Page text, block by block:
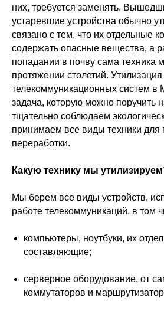
них, требуется заменять.
устаревшие устройства обычно
связано с тем, что их отдельные
содержать опасные вещества, а
попадании в почву сама техника
протяжении столетий. Утилизация
телекоммуникационных систем в
задача, которую можно
тщательно соблюдаем
принимаем все виды техники
переработки.
Какую технику мы
Мы берем все виды устройств,
работе телекоммуникаций, в том
компьютеры, ноутбуки, их
составляющие;
серверное оборудование, от
коммутаторов и